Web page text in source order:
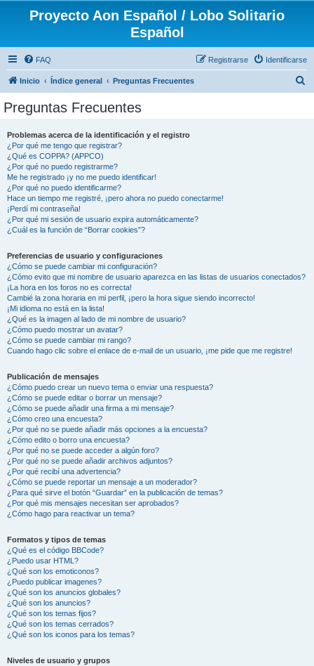
Proyecto Aon Español / Lobo Solitario
Español
FAQ Identificarse
Registrarse
Inicio Índice general Preguntas Frecuentes
Preguntas Frecuentes
Problemas acerca de la identificación y el registro
¿Por qué me tengo que registrar?
¿Qué es COPPA? (APPCO)
¿Por qué no puedo registrarme?
Me he registrado ¡y no me puedo identificar!
¿Por qué no puedo identificarme?
Hace un tiempo me registré, ¡pero ahora no puedo conectarme!
¡Perdí mi contraseña!
¿Por qué mi sesión de usuario expira automáticamente?
¿Cuál es la función de “Borrar cookies”?
Preferencias de usuario y configuraciones
¿Cómo se puede cambiar mi configuración?
¿Cómo evito que mi nombre de usuario aparezca en las listas de usuarios conectados?
¡La hora en los foros no es correcta!
Cambié la zona horaria en mi perfil, ¡pero la hora sigue siendo incorrecto!
¡Mi idioma no está en la lista!
¿Qué es la imagen al lado de mi nombre de usuario?
¿Cómo puedo mostrar un avatar?
¿Cómo se puede cambiar mi rango?
Cuando hago clic sobre el enlace de e-mail de un usuario, ¡me pide que me registre!
Publicación de mensajes
¿Cómo puedo crear un nuevo tema o enviar una respuesta?
¿Cómo se puede editar o borrar un mensaje?
¿Cómo se puede añadir una firma a mi mensaje?
¿Cómo creo una encuesta?
¿Por qué no se puede añadir más opciones a la encuesta?
¿Cómo edito o borro una encuesta?
¿Por qué no se puede acceder a algún foro?
¿Por qué no se puede añadir archivos adjuntos?
¿Por qué recibí una advertencia?
¿Cómo se puede reportar un mensaje a un moderador?
¿Para qué sirve el botón “Guardar” en la publicación de temas?
¿Por qué mis mensajes necesitan ser aprobados?
¿Cómo hago para reactivar un tema?
Formatos y tipos de temas
¿Qué es el código BBCode?
¿Puedo usar HTML?
¿Qué son los emoticonos?
¿Puedo publicar imagenes?
¿Qué son los anuncios globales?
¿Qué son los anuncios?
¿Qué son los temas fijos?
¿Qué son los temas cerrados?
¿Qué son los iconos para los temas?
Niveles de usuario y grupos